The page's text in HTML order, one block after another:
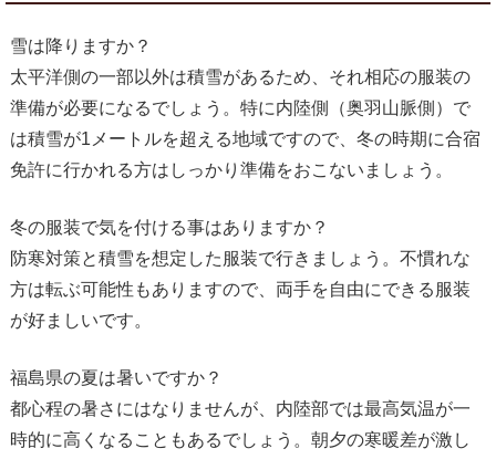
雪は降りますか？
太平洋側の一部以外は積雪があるため、それ相応の服装の
準備が必要になるでしょう。特に内陸側（奥羽山脈側）で
は積雪が1メートルを超える地域ですので、冬の時期に合宿
免許に行かれる方はしっかり準備をおこないましょう。
冬の服装で気を付ける事はありますか？
防寒対策と積雪を想定した服装で行きましょう。不慣れな
方は転ぶ可能性もありますので、両手を自由にできる服装
が好ましいです。
福島県の夏は暑いですか？
都心程の暑さにはなりませんが、内陸部では最高気温が一
時的に高くなることもあるでしょう。朝夕の寒暖差が激し